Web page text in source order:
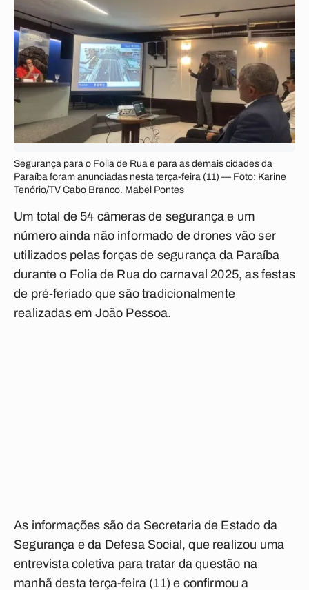
Segurança para o Folia de Rua e para as demais cidades da
Paraíba foram anunciadas nesta terça-feira (11) — Foto: Karine
Tenório/TV Cabo Branco. Mabel Pontes
Um total de 54 câmeras de segurança e um
número ainda não informado de drones vão ser
utilizados pelas forças de segurança da Paraíba
durante o Folia de Rua do carnaval 2025, as festas
de pré-feriado que são tradicionalmente
realizadas em João Pessoa.
As informações são da Secretaria de Estado da
Segurança e da Defesa Social, que realizou uma
entrevista coletiva para tratar da questão na
manhã desta terça-feira (11) e confirmou a